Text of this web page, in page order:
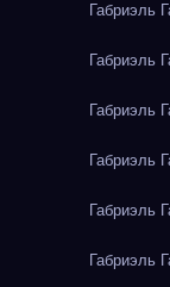
Габриэль
Габриэль
Габриэль
Габриэль
Габриэль
Габриэль